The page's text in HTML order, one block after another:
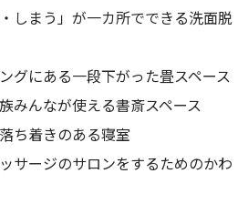
しまう」が一カ所でできる洗面脱
グにある一段下がった畳スペース
みんなが使える書斎スペース
ち着きのある寝室
サージのサロンをするためのかわ